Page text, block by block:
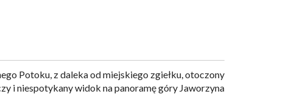
Potoku, z daleka od miejskiego zgiełku, otoczony
i niespotykany widok na panoramę góry Jaworzyna